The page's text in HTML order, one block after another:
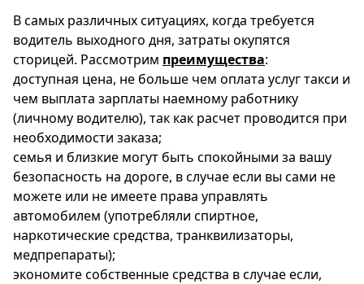
В самых различных ситуациях, когда требуется
водитель выходного дня, затраты окупятся
сторицей. Рассмотрим преимущества:
доступная цена, не больше чем оплата услуг такси и
чем выплата зарплаты наемному работнику
(личному водителю), так как расчет проводится при
необходимости заказа;
семья и близкие могут быть спокойными за вашу
безопасность на дороге, в случае если вы сами не
можете или не имеете права управлять
автомобилем (употребляли спиртное,
наркотические средства, транквилизаторы,
медпрепараты);
экономите собственные средства в случае если,